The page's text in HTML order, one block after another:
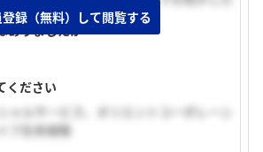
ありましたか
ください
ャルサービス、オリエントコーポレーシ
フ生命保険
録（無料）して閲覧する